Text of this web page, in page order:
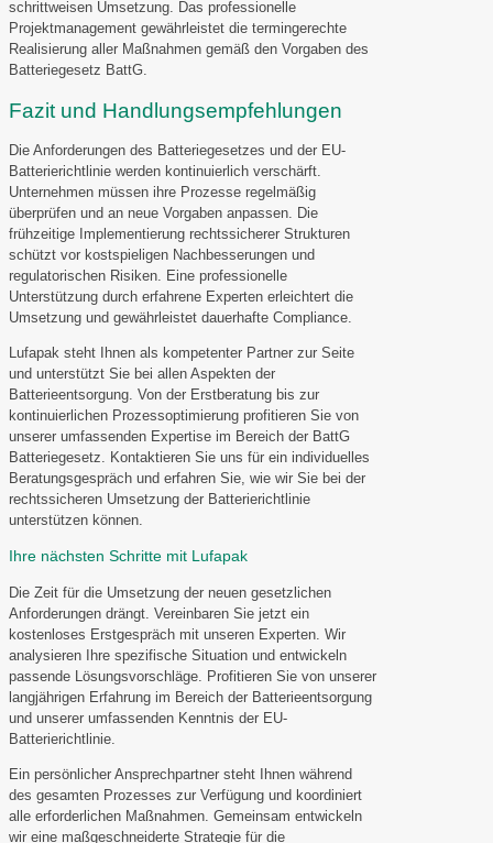
schrittweisen Umsetzung. Das professionelle
Projektmanagement gewährleistet die termingerechte
Realisierung aller Maßnahmen gemäß den Vorgaben des
Batteriegesetz BattG.
Fazit und Handlungsempfehlungen
Die Anforderungen des Batteriegesetzes und der EU-
Batterierichtlinie werden kontinuierlich verschärft.
Unternehmen müssen ihre Prozesse regelmäßig
überprüfen und an neue Vorgaben anpassen. Die
frühzeitige Implementierung rechtssicherer Strukturen
schützt vor kostspieligen Nachbesserungen und
regulatorischen Risiken. Eine professionelle
Unterstützung durch erfahrene Experten erleichtert die
Umsetzung und gewährleistet dauerhafte Compliance.
Lufapak steht Ihnen als kompetenter Partner zur Seite
und unterstützt Sie bei allen Aspekten der
Batterieentsorgung. Von der Erstberatung bis zur
kontinuierlichen Prozessoptimierung profitieren Sie von
unserer umfassenden Expertise im Bereich der BattG
Batteriegesetz. Kontaktieren Sie uns für ein individuelles
Beratungsgespräch und erfahren Sie, wie wir Sie bei der
rechtssicheren Umsetzung der Batterierichtlinie
unterstützen können.
Ihre nächsten Schritte mit Lufapak
Die Zeit für die Umsetzung der neuen gesetzlichen
Anforderungen drängt. Vereinbaren Sie jetzt ein
kostenloses Erstgespräch mit unseren Experten. Wir
analysieren Ihre spezifische Situation und entwickeln
passende Lösungsvorschläge. Profitieren Sie von unserer
langjährigen Erfahrung im Bereich der Batterieentsorgung
und unserer umfassenden Kenntnis der EU-
Batterierichtlinie.
Ein persönlicher Ansprechpartner steht Ihnen während
des gesamten Prozesses zur Verfügung und koordiniert
alle erforderlichen Maßnahmen. Gemeinsam entwickeln
wir eine maßgeschneiderte Strategie für die